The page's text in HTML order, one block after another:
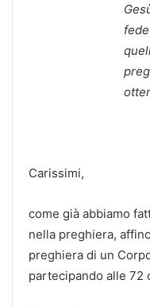
Carissimi,
come già abbiamo
nella preghiera,
preghiera di un
partecipando alle 72